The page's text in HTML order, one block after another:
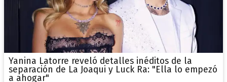
Yanina Latorre reveló detalles inéditos de la
separación de La Joaqui y Luck Ra: "Ella lo empezó
a ahogar"